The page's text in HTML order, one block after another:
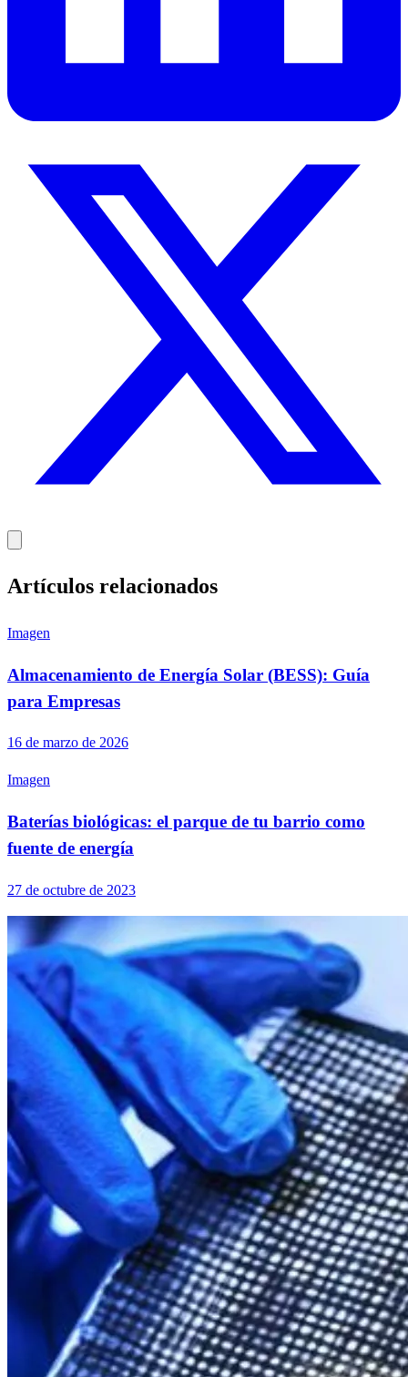
Artículos relacionados
Imagen
Almacenamiento de Energía Solar (BESS): Guía
para Empresas
16 de marzo de 2026
Imagen
Baterías biológicas: el parque de tu barrio como
fuente de energía
27 de octubre de 2023